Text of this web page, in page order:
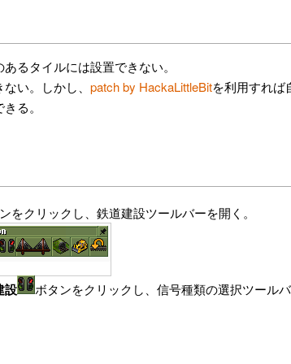
るタイルには設置できない。
い。しかし、 patch by HackaLittleBitを利用すれば
る。
をクリックし、鉄道建設ツールバーを開く。
設 ボタンをクリックし、信号種類の選択ツールバ